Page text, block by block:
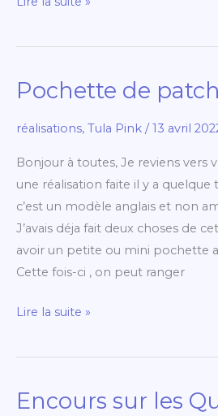
Pochette de
réalisations, Tula Pink / 13 avril
Bonjour à toutes, Je reviens vers
une réalisation faite il y a
c’est un modèle anglais et non
J’avais déja fait deux choses de
avoir un petite ou mini pochette
Cette fois-ci , on peut ranger
Pochette
patchwork
Lire la suite »
Encours sur les
Encours